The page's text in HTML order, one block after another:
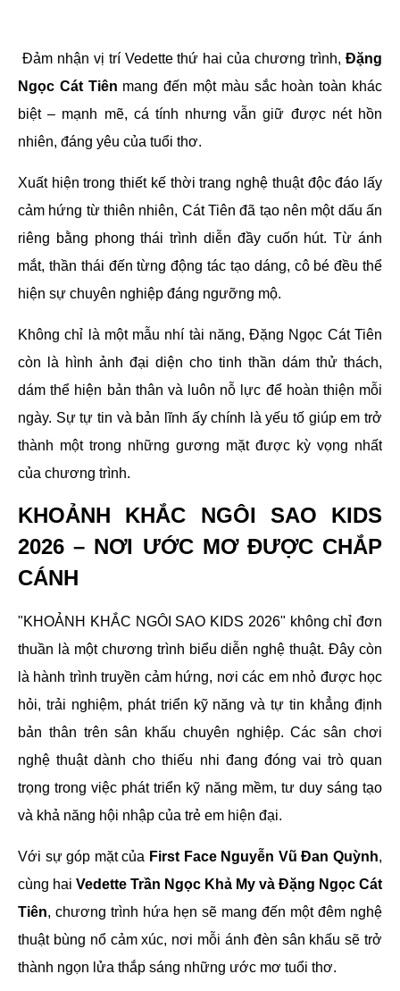
Đảm nhận vị trí Vedette thứ hai của chương trình,Đặng
Ngọc Cát Tiên mang đến một màu sắc hoàn toàn khác
biệt – mạnh mẽ, cá tính nhưng vẫn giữ được nét hồn
nhiên, đáng yêu của tuổi thơ.
Xuất hiện trong thiết kế thời trang nghệ thuật độc đáo lấy
cảm hứng từ thiên nhiên, Cát Tiên đã tạo nên một dấu ấn
riêng bằng phong thái trình diễn đầy cuốn hút. Từ ánh
mắt, thần thái đến từng động tác tạo dáng, cô bé đều thể
hiện sự chuyên nghiệp đáng ngưỡng mộ.
Không chỉ là một mẫu nhí tài năng, Đặng Ngọc Cát Tiên
còn là hình ảnh đại diện cho tinh thần dám thử thách,
dám thể hiện bản thân và luôn nỗ lực để hoàn thiện mỗi
ngày. Sự tự tin và bản lĩnh ấy chính là yếu tố giúp em trở
thành một trong những gương mặt được kỳ vọng nhất
của chương trình.
KHOẢNH KHẮC NGÔI SAO KIDS
2026 – NƠI ƯỚC MƠ ĐƯỢC CHẮP
CÁNH
"KHOẢNH KHẮC NGÔI SAO KIDS 2026" không chỉ đơn
thuần là một chương trình biểu diễn nghệ thuật. Đây còn
là hành trình truyền cảm hứng, nơi các em nhỏ được học
hỏi, trải nghiệm, phát triển kỹ năng và tự tin khẳng định
bản thân trên sân khấu chuyên nghiệp. Các sân chơi
nghệ thuật dành cho thiếu nhi đang đóng vai trò quan
trọng trong việc phát triển kỹ năng mềm, tư duy sáng tạo
và khả năng hội nhập của trẻ em hiện đại.
Với sự góp mặt của First Face Nguyễn Vũ Đan Quỳnh,
cùng hai Vedette Trần Ngọc Khả My và Đặng Ngọc Cát
Tiên, chương trình hứa hẹn sẽ mang đến một đêm nghệ
thuật bùng nổ cảm xúc, nơi mỗi ánh đèn sân khấu sẽ trở
thành ngọn lửa thắp sáng những ước mơ tuổi thơ.